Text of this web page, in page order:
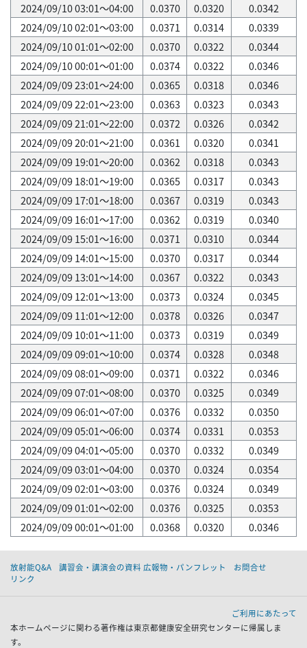
2024/09/10 03:01～04:00
0.0370 0.0320
0.0342
2024/09/10 02:01～03:00
0.0371 0.0314
0.0339
2024/09/10 01:01～02:00
0.0370 0.0322
0.0344
2024/09/10 00:01～01:00
0.0374 0.0322
0.0346
2024/09/09 23:01～24:00
0.0365 0.0318
0.0346
2024/09/09 22:01～23:00
0.0363 0.0323
0.0343
2024/09/09 21:01～22:00
0.0372 0.0326
0.0342
2024/09/09 20:01～21:00
0.0361 0.0320
0.0341
2024/09/09 19:01～20:00
0.0362 0.0318
0.0343
2024/09/09 18:01～19:00
0.0365 0.0317
0.0343
2024/09/09 17:01～18:00
0.0367 0.0319
0.0343
2024/09/09 16:01～17:00
0.0362 0.0319
0.0340
2024/09/09 15:01～16:00
0.0371 0.0310
0.0344
2024/09/09 14:01～15:00
0.0370 0.0317
0.0344
2024/09/09 13:01～14:00
0.0367 0.0322
0.0343
2024/09/09 12:01～13:00
0.0373 0.0324
0.0345
2024/09/09 11:01～12:00
0.0378 0.0326
0.0347
2024/09/09 10:01～11:00
0.0373 0.0319
0.0349
2024/09/09 09:01～10:00
0.0374 0.0328
0.0348
2024/09/09 08:01～09:00
0.0371 0.0322
0.0346
2024/09/09 07:01～08:00
0.0370 0.0325
0.0349
2024/09/09 06:01～07:00
0.0376 0.0332
0.0350
2024/09/09 05:01～06:00
0.0374 0.0331
0.0353
2024/09/09 04:01～05:00
0.0370 0.0332
0.0349
2024/09/09 03:01～04:00
0.0370 0.0324
0.0354
2024/09/09 02:01～03:00
0.0376 0.0324
0.0349
2024/09/09 01:01～02:00
0.0376 0.0325
0.0353
2024/09/09 00:01～01:00
0.0368 0.0320 0.0346
放射能Q&A 講習会・講演会の資料 広報物・パンフレット
お問合せ
リンク
ご利用にあたって
本ホームページに関わる著作権は東京都健康安全研究センターに帰属しま
す。